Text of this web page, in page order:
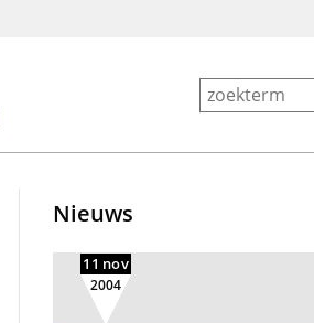
Nieuws
11 nov
2004